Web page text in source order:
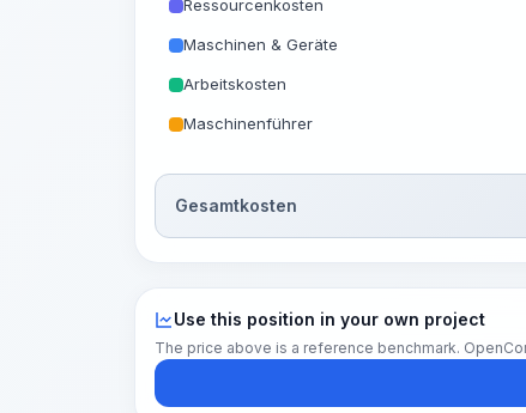
Ressourcenkosten
Maschinen & Geräte
Arbeitskosten
Maschinenführer
Gesamtkosten
Use this position in your own project
The price above is a reference benchmark.